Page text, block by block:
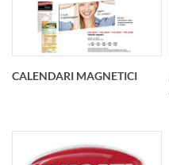
Spessore 2,5 mm -
Qualsiasi dimensione
e forma. La stampa è
personalizzata con le
forma che ti piace di
CALENDARI MAGNETICI